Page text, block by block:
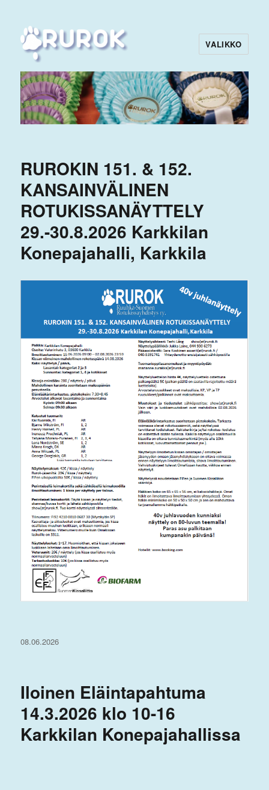
Rurok
VALIKKO
RUROKIN 151. & 152.
KANSAINVÄLINEN
ROTUKISSANÄYTTELY
29.-30.8.2026 Karkkilan
Konepajahalli, Karkkila
Julkaistu
08.06.2026
Iloinen Eläintapahtuma
14.3.2026 klo 10-16
Karkkilan Konepajahallissa